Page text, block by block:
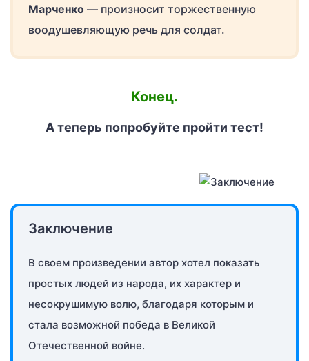
Марченко — произносит торжественную
воодушевляющую речь для солдат.
Конец.
А теперь попробуйте пройти тест!
Заключение
В своем произведении автор хотел показать
простых людей из народа, их характер и
несокрушимую волю, благодаря которым и
стала возможной победа в Великой
Отечественной войне.